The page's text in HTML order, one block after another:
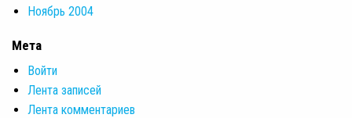
Ноябрь 2004
Мета
Войти
Лента записей
Лента комментариев